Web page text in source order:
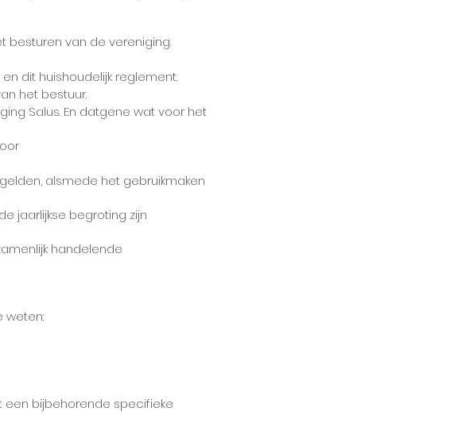
besturen van de vereniging.
dit huishoudelijk reglement.
het bestuur.
Salus. En datgene wat voor het
alsmede het gebruikmaken
jaarlijkse begroting zijn
handelende
weten:
bijbehorende specifieke